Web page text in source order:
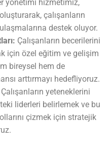
yönetimi hizmetimiz,
çalışanların
destek oluyor.
Çalışanların becerilerini
için özel eğitim ve gelişim
bireysel hem de
arttırmayı hedefliyoruz.
Çalışanların yeteneklerini
liderleri belirlemek ve bu
çizmek için stratejik